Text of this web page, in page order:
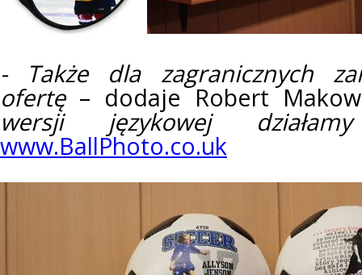
- Także dla zagranicznych
ofertę– dodaje Robert
wersji językowej
www.BallPhoto.co.uk